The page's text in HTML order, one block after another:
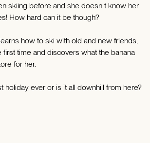
skiing before and she doesn t know her
How hard can it be though?
how to ski with old and new friends,
first time and discovers what the banana
for her.
holiday ever or is it all downhill from here?